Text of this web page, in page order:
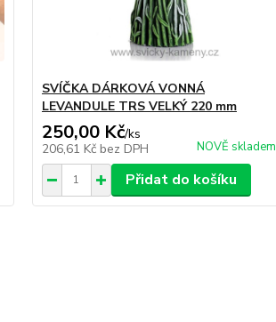
SVÍČKA DÁRKOVÁ VONNÁ
LEVANDULE TRS VELKÝ 220 mm
250,00 Kč/ks
206,61 Kč bez DPH NOVĚ skladem
Přidat do košíku